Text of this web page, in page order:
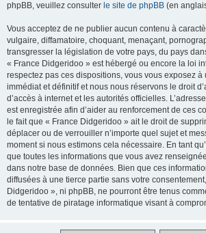
phpBB, veuillez consulter le site de phpBB (en
Vous acceptez de ne publier aucun contenu à
vulgaire, diffamatoire, choquant, menaçant,
transgresser la législation de votre pays, du pays
« France Didgeridoo » est hébergé ou encore la loi
respectez pas ces dispositions, vous vous exposez à
immédiat et définitif et nous nous réservons le droit
d’accès à internet et les autorités officielles.
est enregistrée afin d’aider au renforcement de ces
le fait que « France Didgeridoo » ait le droit de
déplacer ou de verrouiller n’importe quel sujet et
moment si nous estimons cela nécessaire. En tant
que toutes les informations que vous avez
dans notre base de données. Bien que ces
diffusées à une tierce partie sans votre
Didgeridoo », ni phpBB, ne pourront être tenus
de tentative de piratage informatique visant à